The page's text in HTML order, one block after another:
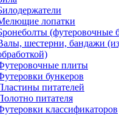
лопатки
(футеровочные
шестерни, бандажи
плиты
бункеров
питателей
питателя
классификаторов